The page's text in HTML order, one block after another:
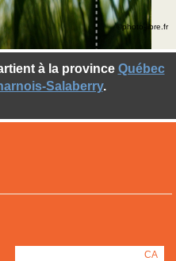
CA
à la province Québec
Salaberry.
©photo-libre.fr